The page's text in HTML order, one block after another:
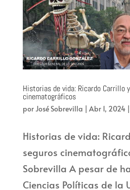
Historias de vida: Ricardo Carrillo
cinematográficos
por José Sobrevilla | Abr 1, 2024|
Historias de vida:
seguros
Sobrevilla A pesar de
Ciencias Políticas de la